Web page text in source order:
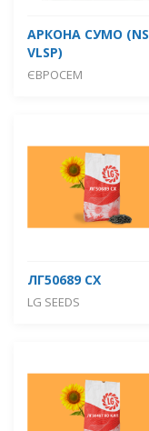
АРКОНА СУМО (NS
VLSP)
ЄВРОСЕМ
ЛГ50689 СХ
LG SEEDS